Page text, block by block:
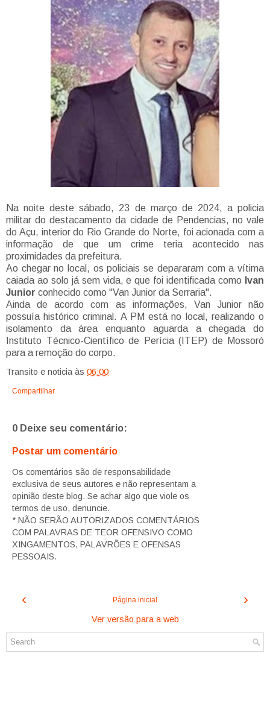
Na noite deste sábado, 23 de março de 2024, a policia
militar do destacamento da cidade de Pendencias, no vale
do Açu, interior do Rio Grande do Norte, foi acionada com a
informação de que um crime teria acontecido nas
proximidades da prefeitura.
Ao chegar no local, os policiais se depararam com a vítima
caiada ao solo já sem vida, e que foi identificada como Ivan
Junior conhecido como "Van Junior da Serraria".
Ainda de acordo com as informações, Van Junior não
possuía histórico criminal. A PM está no local, realizando o
isolamento da área enquanto aguarda a chegada do
Instituto Técnico-Científico de Perícia (ITEP) de Mossoró
para a remoção do corpo.
Transito e noticia às 06:00
Compartilhar
0 Deixe seu comentário:
Postar um comentário
Os comentários são de responsabilidade
exclusiva de seus autores e não representam a
opinião deste blog. Se achar algo que viole os
termos de uso, denuncie.
* NÃO SERÃO AUTORIZADOS COMENTÁRIOS
COM PALAVRAS DE TEOR OFENSIVO COMO
XINGAMENTOS, PALAVRÕES E OFENSAS
PESSOAIS.
‹ ›
Página inicial
Ver versão para a web